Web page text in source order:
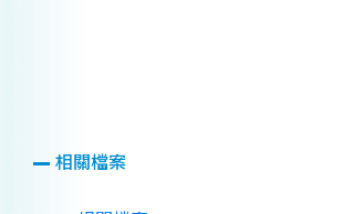
相關檔案